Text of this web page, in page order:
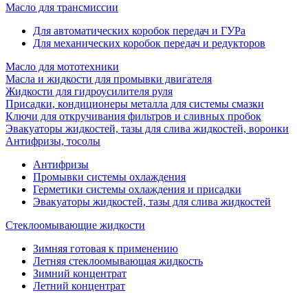
Масло для трансмиссии
Для автоматических коробок передач и ГУРа
Для механических коробок передач и редукторов
Масло для мототехники
Масла и жидкости для промывки двигателя
Жидкости для гидроусилителя руля
Присадки, кондиционеры металла для системы смазки
Ключи для откручивания фильтров и сливных пробок
Эвакуаторы жидкостей, тазы для слива жидкостей, воронки
Антифризы, тосолы
Антифризы
Промывки системы охлаждения
Герметики системы охлаждения и присадки
Эвакуаторы жидкостей, тазы для слива жидкостей
Стеклоомывающие жидкости
Зимняя готовая к применению
Летняя стеклоомывающая жидкость
Зимний концентрат
Летний концентрат